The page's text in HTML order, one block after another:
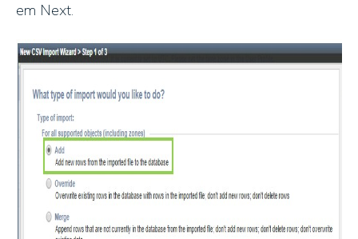
em Next.